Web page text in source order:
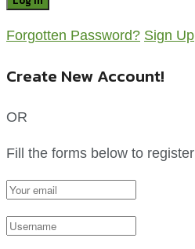
Forgotten Password? Sign Up
Create New Account!
OR
Fill the forms below to register